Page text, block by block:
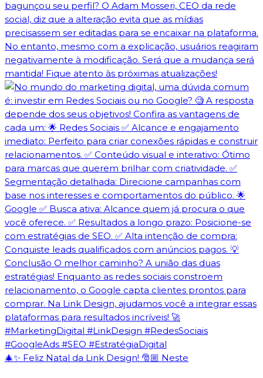
🎄✨ Feliz Natal da Link Design! 🎅🏼 Neste